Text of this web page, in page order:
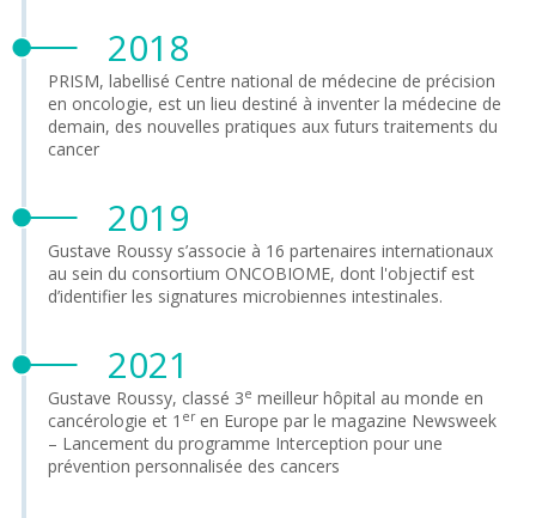
2018
PRISM, labellisé Centre national de médecine de précision
en oncologie, est un lieu destiné à inventer la médecine de
demain, des nouvelles pratiques aux futurs traitements du
cancer
2019
Gustave Roussy s’associe à 16 partenaires internationaux
au sein du consortium ONCOBIOME, dont l'objectif est
d’identifier les signatures microbiennes intestinales.
2021
Gustave Roussy, classé 3e meilleur hôpital au monde en
cancérologie et 1 eren Europe par le magazine Newsweek
– Lancement du programme Interception pour une
prévention personnalisée des cancers